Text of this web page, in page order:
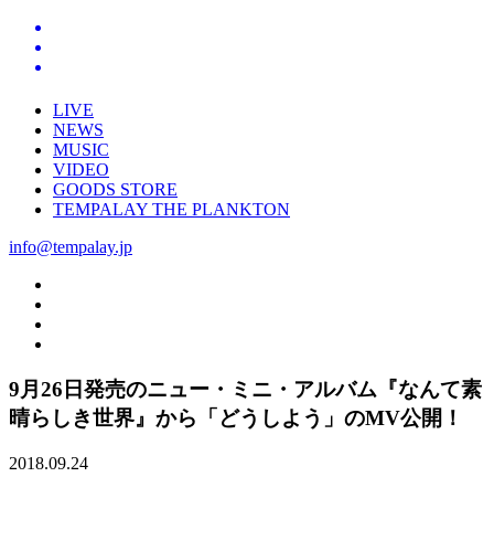
LIVE
NEWS
MUSIC
VIDEO
GOODS STORE
TEMPALAY THE PLANKTON
info@tempalay.jp
9月26日発売のニュー・ミニ・アルバム『なんて素
晴らしき世界』から「どうしよう」のMV公開！
2018.09.24